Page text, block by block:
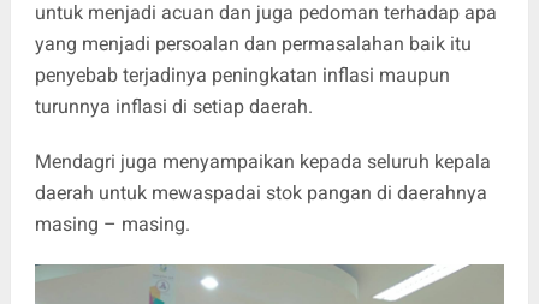
untuk menjadi acuan dan juga pedoman terhadap apa
yang menjadi persoalan dan permasalahan baik itu
penyebab terjadinya peningkatan inflasi maupun
turunnya inflasi di setiap daerah.
Mendagri juga menyampaikan kepada seluruh kepala
daerah untuk mewaspadai stok pangan di daerahnya
masing – masing.